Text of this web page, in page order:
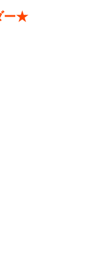
ー★